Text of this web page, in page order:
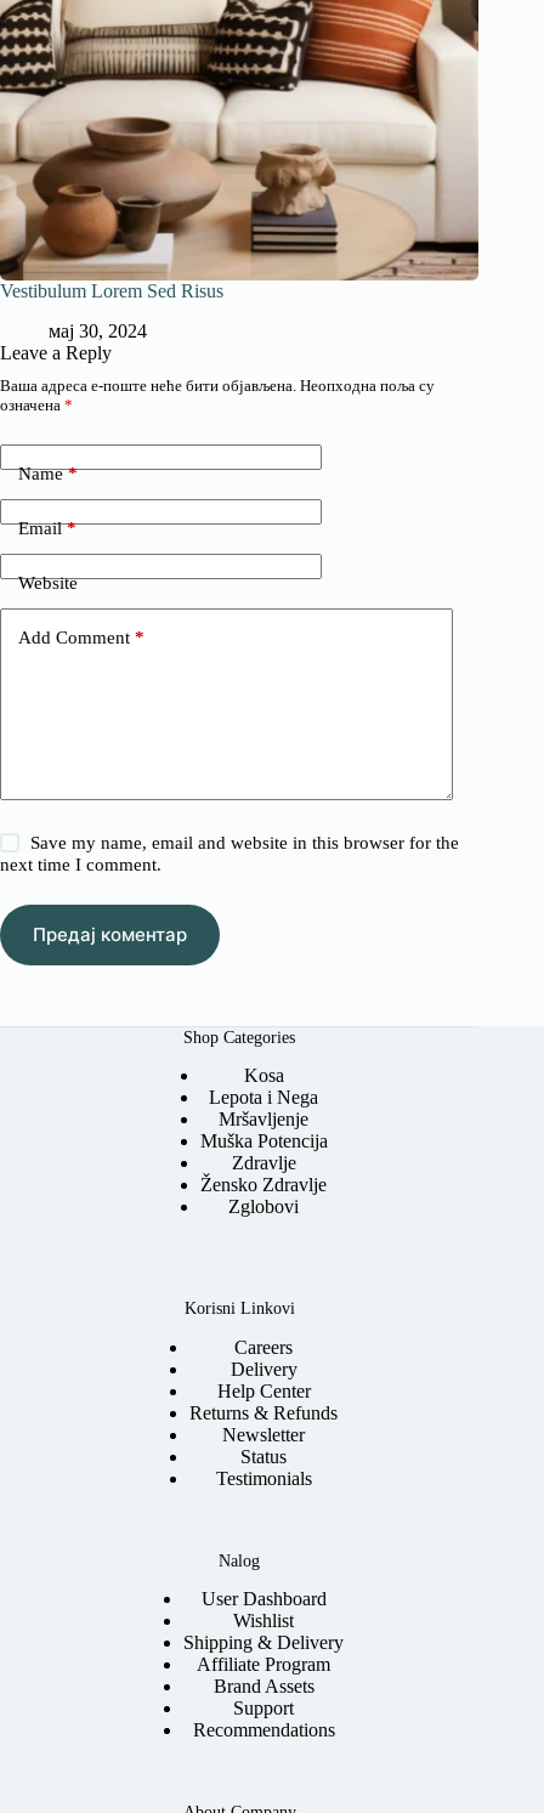
Vestibulum Lorem Sed Risus
мај 30, 2024
Leave a Reply
Ваша адреса е-поште неће бити објављена. Неопходна поља су
означена *
Name*
Email*
Website
Add Comment *
Save my name, email and website in this browser for the
next time I comment.
Предај коментар
Shop Categories
Kosa
Lepota i Nega
Mršavljenje
Muška Potencija
Zdravlje
Žensko Zdravlje
Zglobovi
Korisni Linkovi
Careers
Delivery
Help Center
Returns & Refunds
Newsletter
Status
Testimonials
Nalog
User Dashboard
Wishlist
Shipping & Delivery
Affiliate Program
Brand Assets
Support
Recommendations